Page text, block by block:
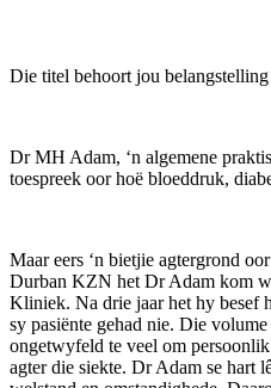
Die titel behoort jou
Dr MH Adam, ‘n algemene
toespreek oor hoë bloeddruk,
Maar eers ‘n bietjie agtergrond
Durban KZN het Dr Adam kom
Kliniek. Na drie jaar het hy besef
sy pasiënte gehad nie. Die
ongetwyfeld te veel om
agter die siekte. Dr Adam se hart